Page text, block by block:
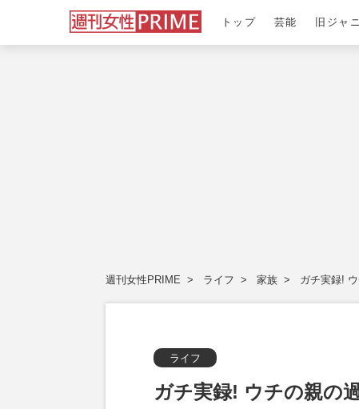
トップ 芸能 旧ジャ
週刊女性PRIME ライフ 家族 ガチ実録!
ライフ
ガチ実録! ウチの親の